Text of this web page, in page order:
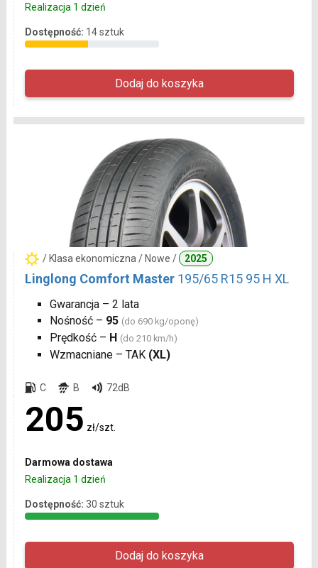
Realizacja 1 dzień
Dostępność: 14 sztuk
/ Klasa ekonomiczna / Nowe / 2025
Linglong Comfort Master 195/65 R15 95 H XL
Gwarancja – 2 lata
Nośność – 95 (do 690 kg/oponę)
Prędkość – H (do 210 km/h)
Wzmacniane – TAK (XL)
C B 72dB
205 zł/szt.
Darmowa dostawa
Realizacja 1 dzień
Dostępność: 30 sztuk